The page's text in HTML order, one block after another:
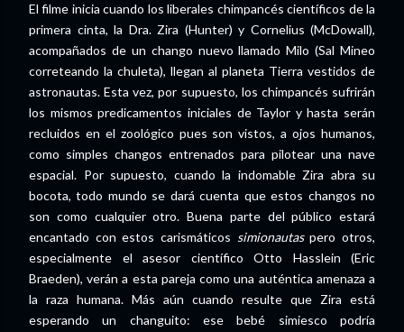
El filme inicia cuando los liberales chimpancés científicos de la
primera cinta, la Dra. Zira (Hunter) y Cornelius (McDowall),
acompañados de un chango nuevo llamado Milo (Sal Mineo
correteando la chuleta), llegan al planeta Tierra vestidos de
astronautas. Esta vez, por supuesto, los chimpancés sufrirán
los mismos predicamentos iniciales de Taylor y hasta serán
recluidos en el zoológico pues son vistos, a ojos humanos,
como simples changos entrenados para pilotear una nave
espacial. Por supuesto, cuando la indomable Zira abra su
bocota, todo mundo se dará cuenta que estos changos no
son como cualquier otro. Buena parte del público estará
encantado con estos carismáticos simionautaspero otros,
especialmente el asesor científico Otto Hasslein (Eric
Braeden), verán a esta pareja como una auténtica amenaza a
la raza humana. Más aún cuando resulte que Zira está
esperando un changuito: ese bebé simiesco podría